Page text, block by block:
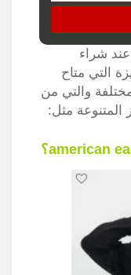
شراء
التي متاح
والتي من
المتنوعة مثل: